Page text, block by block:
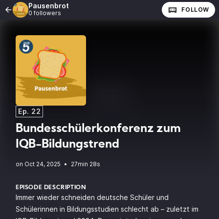
Pausenbrot
0 followers FOLLOW
Ep. 22
Bundesschülerkonferenz zum
IQB-Bildungstrend
• 27min 28s
EPISODE DESCRIPTION
Immer wieder schneiden deutsche Schüler und
Schülerinnen in Bildungsstudien schlecht ab – zuletzt im